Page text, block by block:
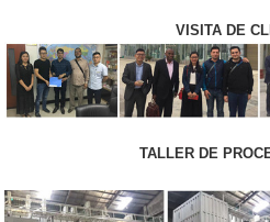
VISITA DE
TALLER DE